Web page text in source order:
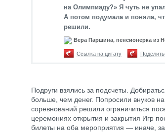
на Олимпиаду?» Я чуть не
А потом подумала и поняла,
решили.
Вера Паршина, пенсионерка из
Ссылка на цитату
Подруги взялись за подсчеты.
больше, чем денег. Попросили внуков
соревнований решили ограничиться
церемониях открытия и закрытия Игр
билеты на оба мероприятия — иначе,